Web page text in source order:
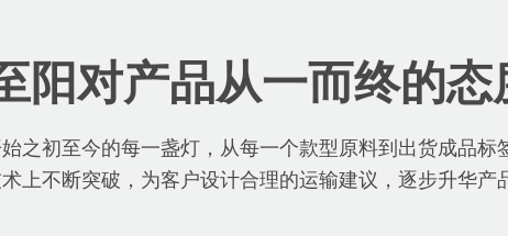
阳对产品从一而终的态
之初至今的每一盏灯，从每一个款型原料到出货成品
上不断突破，为客户设计合理的运输建议，逐步升华